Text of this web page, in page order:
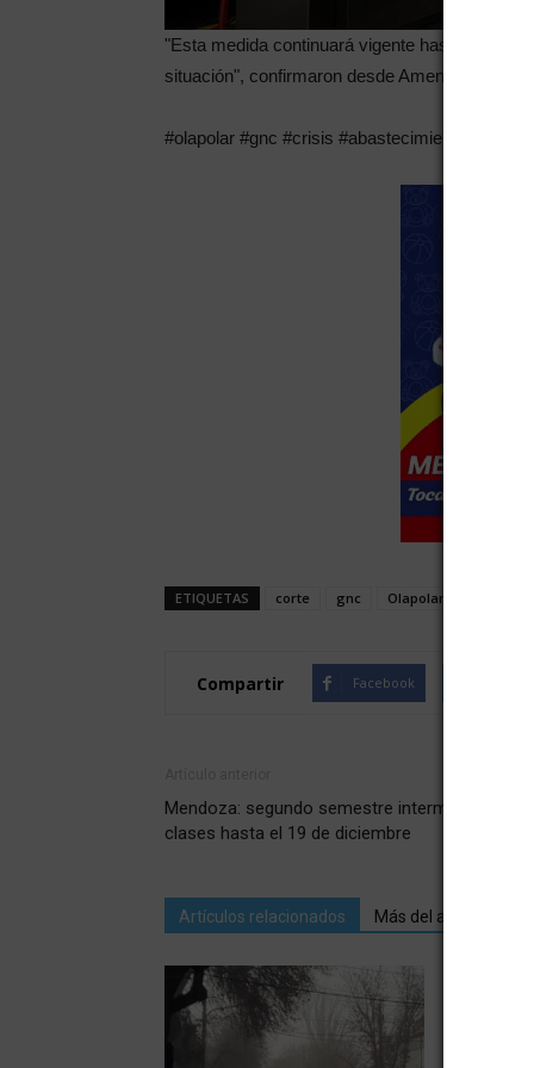
"Esta medida continuará vigente hasta
situación", confirmaron desde Amena.
#olapolar #gnc #crisis #abastecimiento
ETIQUETAS corte gnc Olapolar
Compartir Facebook
Mendoza: segundo semestre interminable, habrá
clases hasta el 19 de diciembre
Artículos relacionados Más del autor